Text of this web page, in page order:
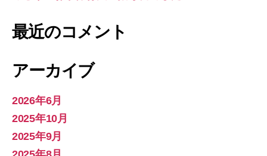
最近のコメント
アーカイブ
2026年6月
2025年10月
2025年9月